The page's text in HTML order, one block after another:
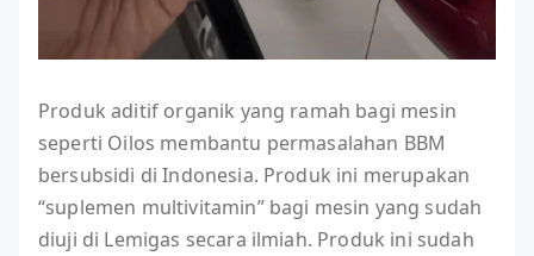
Produk aditif organik yang ramah bagi mesin
seperti Oilos membantu permasalahan BBM
bersubsidi di Indonesia. Produk ini merupakan
“suplemen multivitamin” bagi mesin yang sudah
diuji di Lemigas secara ilmiah. Produk ini sudah